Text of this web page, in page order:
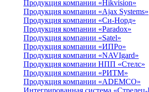
Продукция компании «Hikvision»
Продукция компании «Ajax Systems»
Продукция компании «Си-Норд»
Продукция компании «Paradox»
Продукция компании «Satel»
Продукция компании «ИПРо»
Продукция компании «NAVIgard»
Продукция компании НПП «Стелс»
Продукция компании «РИТМ»
Продукция компании «ADEMCO»
Интегрированная система